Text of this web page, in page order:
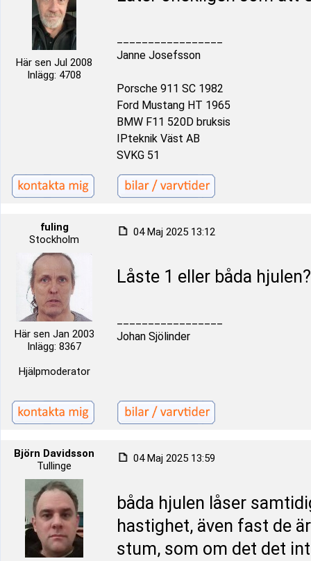
Här sen Jul 2008
Inlägg: 4708
Janne Josefsson
Porsche 911 SC 1982
Ford Mustang HT 1965
BMW F11 520D bruksis
IPteknik Väst AB
SVKG 51
fuling
Stockholm
Här sen Jan 2003
Inlägg: 8367
Hjälpmoderator
04 Maj 2025 13:12
Låste 1 eller båda hjulen?
Johan Sjölinder
Björn Davidsson
Tullinge
04 Maj 2025 13:59
båda hjulen låser
hastighet, även fast de
stum, som om det det